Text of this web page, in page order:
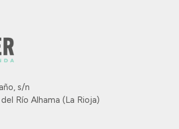
s/n
Río Alhama (La Rioja)